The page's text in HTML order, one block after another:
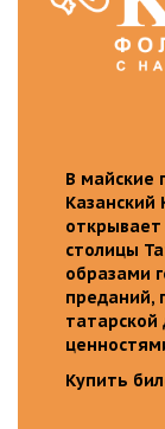
В майские
столицы
образами
преданий,
татарской
Купить